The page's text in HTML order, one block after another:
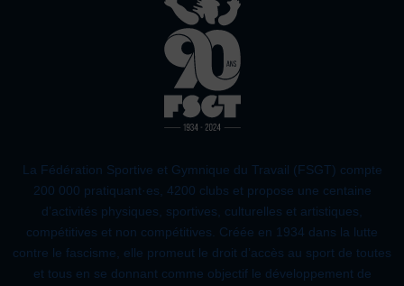
La Fédération Sportive et Gymnique du Travail (FSGT) compte
200 000 pratiquant·es, 4200 clubs et propose une centaine
d’activités physiques, sportives, culturelles et artistiques,
compétitives et non compétitives. Créée en 1934 dans la lutte
contre le fascisme, elle promeut le droit d’accès au sport de toutes
et tous en se donnant comme objectif le développement de